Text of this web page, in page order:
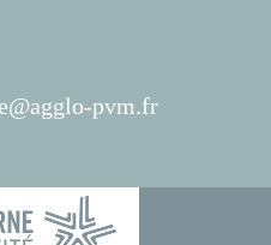
pvm.fr